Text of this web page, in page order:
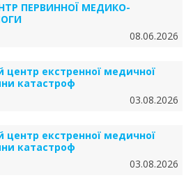
ПЕРВИННОЇ МЕДИКО-
08.06.2026
екстренної медичної
катастроф
03.08.2026
екстренної медичної
катастроф
03.08.2026